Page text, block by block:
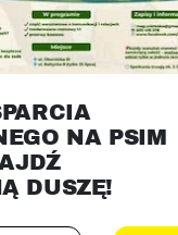
NA PSIM
DUSZĘ!